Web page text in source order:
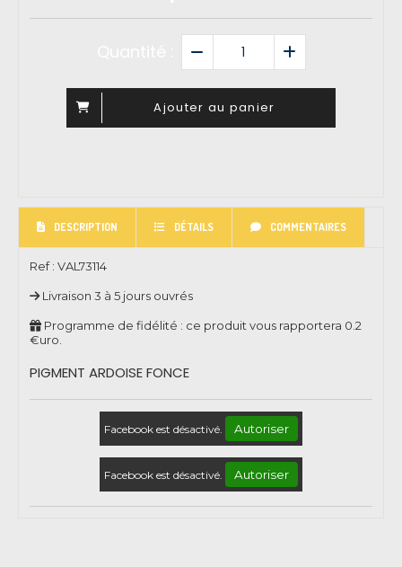
Ajouter au panier
DESCRIPTION DÉTAILS COMMENTAIRES
Ref : VAL73114
Livraison 3 à 5 jours ouvrés
Programme de fidélité : ce produit vous rapportera 0.2
€uro.
PIGMENT ARDOISE FONCE
Facebook est désactivé. Autoriser
Facebook est désactivé. Autoriser